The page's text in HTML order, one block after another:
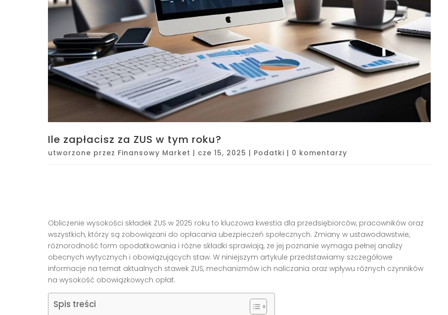
Ile zapłacisz za ZUS w tym roku?
utworzone przez Finansowy Market | cze 15, 2025 | Podatki | 0 komentarzy
Obliczenie wysokości składek ZUS w 2025 roku to kluczowa kwestia dla przedsiębiorców, pracowników oraz
wszystkich, którzy są zobowiązani do opłacania ubezpieczeń społecznych. Zmiany w ustawodawstwie,
różnorodność form opodatkowania i różne składki sprawiają, że jej poznanie wymaga pełnej analizy
obecnych wytycznych i obowiązujących staw. W niniejszym artykule przedstawiamy szczegółowe
informacje na temat aktualnych stawek ZUS, mechanizmów ich naliczania oraz wpływu różnych czynników
na wysokość obowiązkowych opłat.
Spis treści